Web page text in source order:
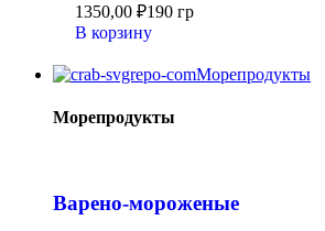
1350,00 ₽190 гр
В корзину
Морепродукты
Морепродукты
Варено-мороженые